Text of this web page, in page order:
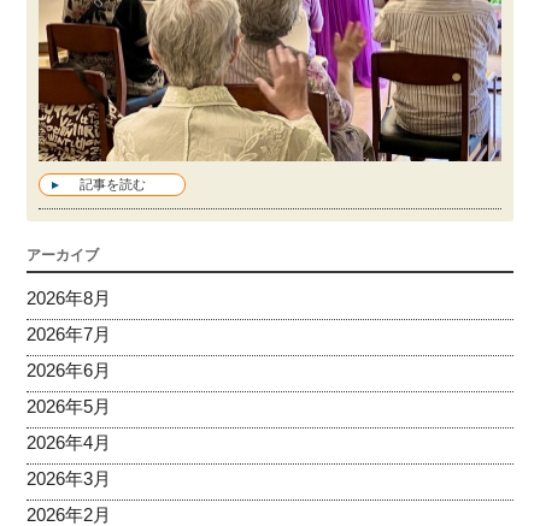
記事を読む
アーカイブ
2026年8月
2026年7月
2026年6月
2026年5月
2026年4月
2026年3月
2026年2月